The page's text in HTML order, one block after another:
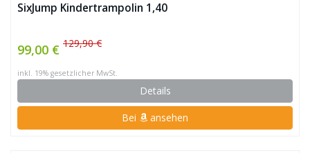
SixJump Kindertrampolin 1,40
99,00 € 129,90 €
inkl. 19% gesetzlicher MwSt.
Details
Bei ansehen